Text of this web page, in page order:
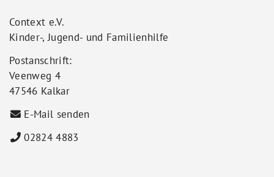
Context e.V.
Kinder-, Jugend- und Familienhilfe
Postanschrift:
Veenweg 4
47546 Kalkar
E-Mail senden
02824 4883